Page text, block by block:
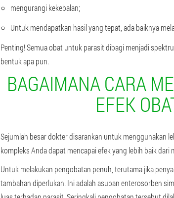
mengurangi kekebalan;
Untuk mendapatkan hasil yang tepat, ada baiknya
Penting! Semua obat untuk parasit dibagi menjadi
bentuk apa pun.
BAGAIMANA CARA
EFEK
Sejumlah besar dokter disarankan untuk menggunakan
kompleks Anda dapat mencapai efek yang lebih baik dari
Untuk melakukan pengobatan penuh, terutama jika
tambahan diperlukan. Ini adalah asupan enterosorben